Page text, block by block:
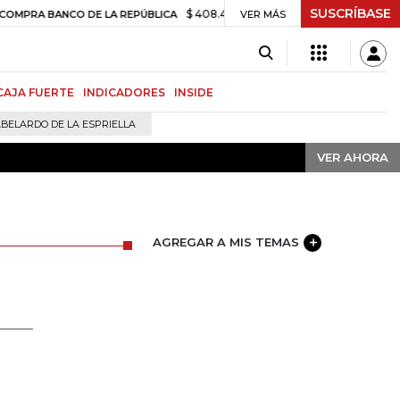
DE LA REPÚBLICA $ 408.498,97 +$ 8.753,81 +2,19% TASA DE
VER MÁS SUSCRÍBASE
FUERTE INDICADORES INSIDE
DE LA ESPRIELLA
VER AHORA
VER AHORA
AGREGAR A MIS TEMAS